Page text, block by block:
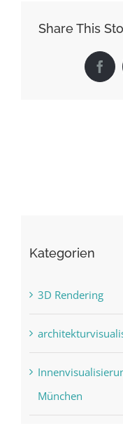
Share This
Kategorien
3D Rendering
München